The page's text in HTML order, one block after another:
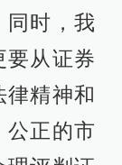
同时，我
要从证券
精神和
公正的市